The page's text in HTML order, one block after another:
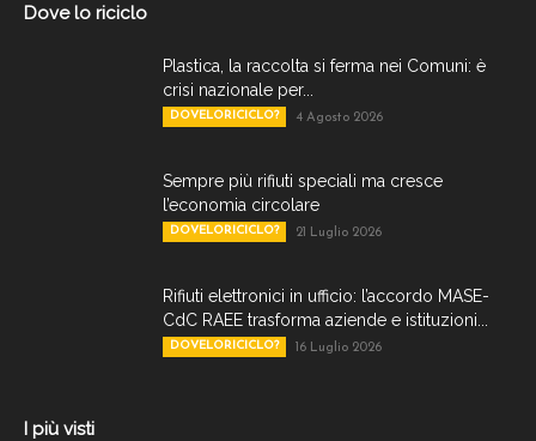
Dove lo riciclo
Plastica, la raccolta si ferma nei Comuni: è
crisi nazionale per...
DOVELORICICLO? 4 Agosto 2026
Sempre più rifiuti speciali ma cresce
l’economia circolare
DOVELORICICLO? 21 Luglio 2026
Rifiuti elettronici in ufficio: l’accordo MASE-
CdC RAEE trasforma aziende e istituzioni...
DOVELORICICLO? 16 Luglio 2026
I più visti